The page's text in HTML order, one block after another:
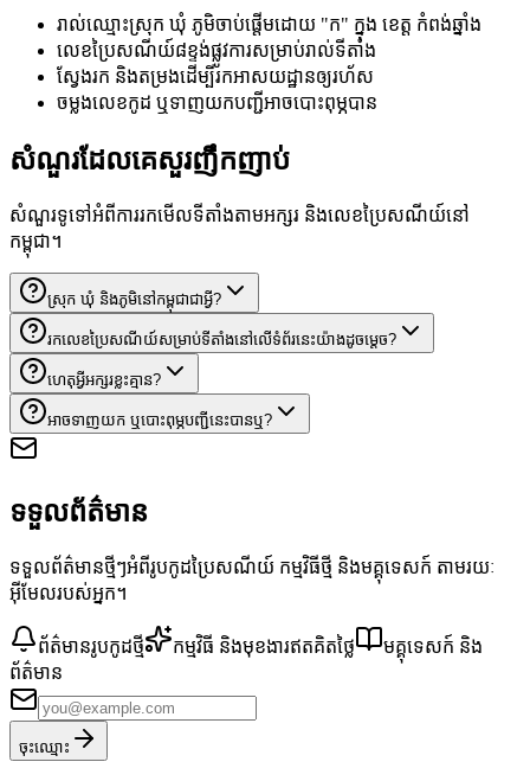
រាល់ឈ្មោះស្រុក ឃុំ ភូមិចាប់ផ្តើមដោយ "ក" ក្នុង ខេត្ត កំពង់ឆ្នាំង
លេខប្រៃសណីយ៍៨ខ្ទង់ផ្លូវការសម្រាប់រាល់ទីតាំង
ស្វែងរក និងតម្រងដើម្បីរកអាសយដ្ឋានឲ្យរហ័ស
ចម្លងលេខកូដ ឬទាញយកបញ្ជីអាចបោះពុម្ភបាន
សំណួរដែលគេសួរញឹកញាប់
សំណួរទូទៅអំពីការរកមើលទីតាំងតាមអក្សរ និងលេខប្រៃសណីយ៍នៅ
កម្ពុជា។
ស្រុក ឃុំ និងភូមិនៅកម្ពុជាជាអ្វី?
រកលេខប្រៃសណីយ៍សម្រាប់ទីតាំងនៅលើទំព័រនេះយ៉ាងដូចម្តេច?
ហេតុអ្វីអក្សរខ្លះគ្មាន?
អាចទាញយក ឬបោះពុម្ភបញ្ជីនេះបានឬ?
ទទួលព័ត៌មាន
ទទួលព័ត៌មានថ្មីៗអំពីរូបកូដប្រៃសណីយ៍ កម្មវិធីថ្មី និងមគ្គុទេសក៍ តាមរយៈ
អ៊ីមែលរបស់អ្នក។
ព័ត៌មានរូបកូដថ្មី កម្មវិធី និងមុខងារឥតគិតថ្លៃ
មគ្គុទេសក៍ និង
ព័ត៌មាន
ចុះឈ្មោះ